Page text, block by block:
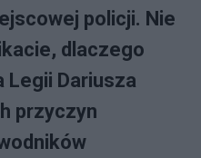
policji. Nie
dlaczego
Legii Dariusza
przyczyn